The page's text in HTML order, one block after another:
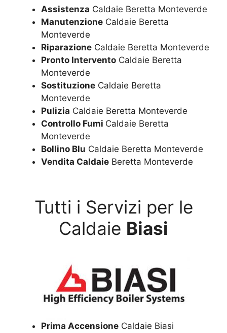
Assistenza Caldaie Beretta Monteverde
Manutenzione Caldaie Beretta
Monteverde
Riparazione Caldaie Beretta Monteverde
Pronto Intervento Caldaie Beretta
Monteverde
Sostituzione Caldaie Beretta
Monteverde
Pulizia Caldaie Beretta Monteverde
Controllo Fumi Caldaie Beretta
Monteverde
Bollino Blu Caldaie Beretta Monteverde
Vendita Caldaie Beretta Monteverde
Tutti i Servizi per le
Caldaie Biasi
Prima Accensione Caldaie Biasi